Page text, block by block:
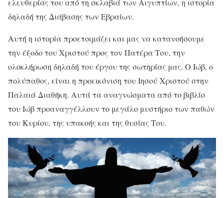
ελευθερίας του από τη σκλαβιά των Αιγυπτίων, η ιστορία
δηλαδή της Διάβασης των Εβραίων.
Αυτή η ιστορία προετοιμάζει και μας να κατανοήσουμε
την έξοδο του Χριστού προς τον Πατέρα Του, την
ολοκλήρωση δηλαδή του έργου της σωτηρίας μας. Ο Ιώβ, ο
πολύπαθος, είναι η προεικόνιση του Ιησού Χριστού στην
Παλαιά Διαθήκη. Αυτά τα αναγνώσματα από το βιβλίο
του Ιώβ προαναγγέλλουν το μεγάλο μυστήριο των παθών
του Κυρίου, της υπακοής και της θυσίας Του.